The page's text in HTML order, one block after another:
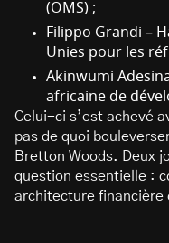
(OMS) ;
Filippo Grandi –
Unies pour les
Akinwumi
africaine de
Celui-ci s’est achevé
pas de quoi
Bretton Woods. Deux
question essentielle :
architecture financière